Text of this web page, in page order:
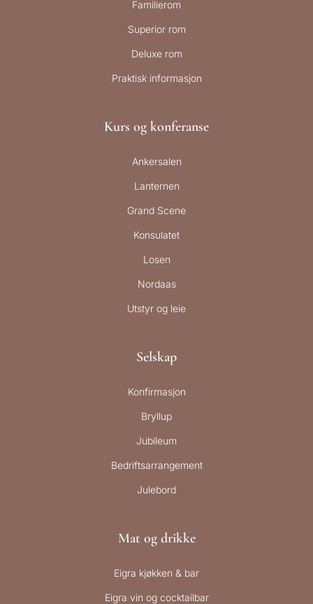
Familierom
Superior rom
Deluxe rom
Praktisk informasjon
Kurs og konferanse
Ankersalen
Lanternen
Grand Scene
Konsulatet
Losen
Nordaas
Utstyr og leie
Selskap
Konfirmasjon
Bryllup
Jubileum
Bedriftsarrangement
Julebord
Mat og drikke
Eigra kjøkken & bar
Eigra vin og cocktailbar